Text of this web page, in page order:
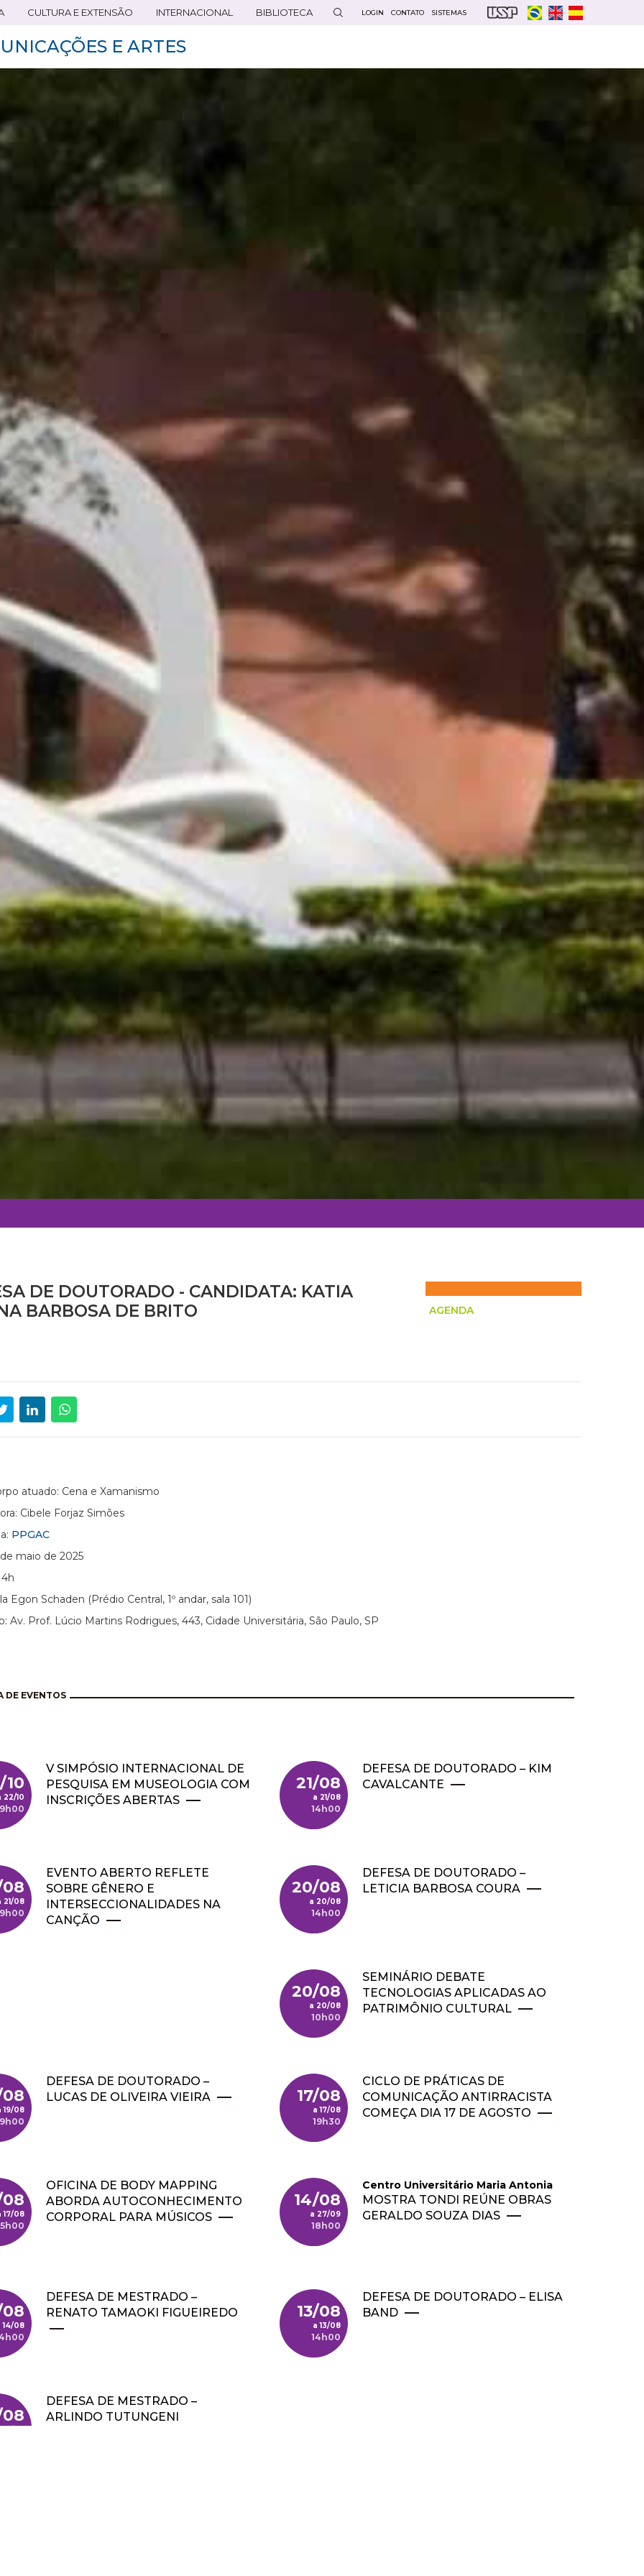
CULTURA E EXTENSÃO INTERNACIONAL BIBLIOTECA LOGIN CONTATO SISTEMAS
E ARTES
DE DOUTORADO - CANDIDATA: KATIA
BARBOSA DE BRITO
AGENDA
atuado: Cena e Xamanismo
Cibele Forjaz Simões
PPGAC
maio de 2025
Egon Schaden (Prédio Central, 1º andar, sala 101)
Av. Prof. Lúcio Martins Rodrigues, 443, Cidade Universitária, São Paulo, SP
DE EVENTOS
10
22/10
V SIMPÓSIO INTERNACIONAL DE
PESQUISA EM MUSEOLOGIA COM
INSCRIÇÕES ABERTAS
21/08
21/08
14h00
DEFESA DE DOUTORADO – KIM
CAVALCANTE
08
21/08
EVENTO ABERTO REFLETE
SOBRE GÊNERO E
INTERSECCIONALIDADES NA
CANÇÃO
20/08
20/08
14h00
DEFESA DE DOUTORADO –
LETICIA BARBOSA COURA
20/08
20/08
10h00
SEMINÁRIO DEBATE
TECNOLOGIAS APLICADAS AO
PATRIMÔNIO CULTURAL
08
19/08
DEFESA DE DOUTORADO –
LUCAS DE OLIVEIRA VIEIRA
17/08
17/08
19h30
CICLO DE PRÁTICAS DE
COMUNICAÇÃO ANTIRRACISTA
COMEÇA DIA 17 DE AGOSTO
08
17/08
OFICINA DE BODY MAPPING
ABORDA AUTOCONHECIMENTO
CORPORAL PARA MÚSICOS
14/08
27/09
18h00
Centro Universitário Maria Antonia
MOSTRA TONDI REÚNE OBRAS
GERALDO SOUZA DIAS
14/08
DEFESA DE MESTRADO –
RENATO TAMAOKI FIGUEIREDO
13/08
13/08
14h00
DEFESA DE DOUTORADO – ELISA
BAND
08
DEFESA DE MESTRADO –
ARLINDO TUTUNGENI